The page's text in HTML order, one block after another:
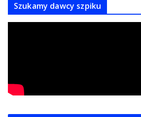
Szukamy dawcy szpiku